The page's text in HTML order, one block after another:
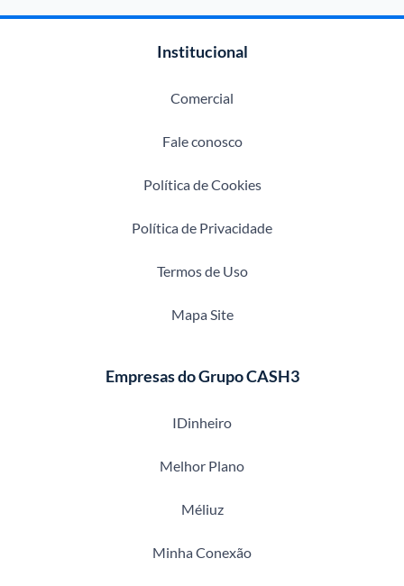
Institucional
Comercial
Fale conosco
Política de Cookies
Política de Privacidade
Termos de Uso
Mapa Site
Empresas do Grupo CASH3
IDinheiro
Melhor Plano
Méliuz
Minha Conexão